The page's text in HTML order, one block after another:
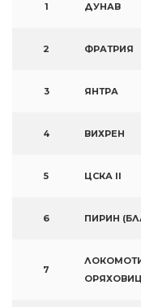
1 ДУНАВ
2 ФРАТРИЯ
3 ЯНТРА
4 ВИХРЕН
5 ЦСКА II
6 ПИРИН
7